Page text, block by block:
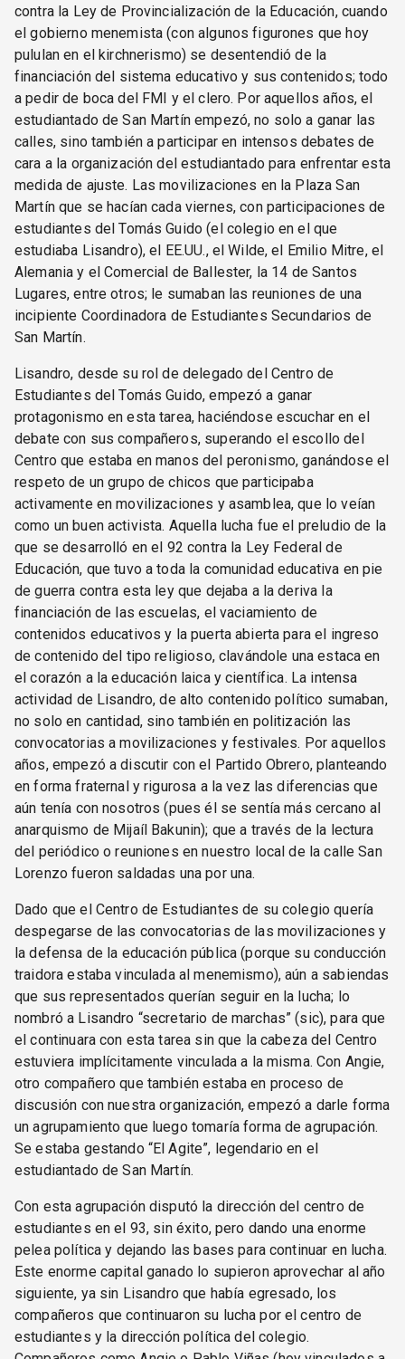
contra la Ley de Provincialización de la Educación, cuando
el gobierno menemista (con algunos figurones que hoy
pululan en el kirchnerismo) se desentendió de la
financiación del sistema educativo y sus contenidos; todo
a pedir de boca del FMI y el clero. Por aquellos años, el
estudiantado de San Martín empezó, no solo a ganar las
calles, sino también a participar en intensos debates de
cara a la organización del estudiantado para enfrentar esta
medida de ajuste. Las movilizaciones en la Plaza San
Martín que se hacían cada viernes, con participaciones de
estudiantes del Tomás Guido (el colegio en el que
estudiaba Lisandro), el EE.UU., el Wilde, el Emilio Mitre, el
Alemania y el Comercial de Ballester, la 14 de Santos
Lugares, entre otros; le sumaban las reuniones de una
incipiente Coordinadora de Estudiantes Secundarios de
San Martín.
Lisandro, desde su rol de delegado del Centro de
Estudiantes del Tomás Guido, empezó a ganar
protagonismo en esta tarea, haciéndose escuchar en el
debate con sus compañeros, superando el escollo del
Centro que estaba en manos del peronismo, ganándose el
respeto de un grupo de chicos que participaba
activamente en movilizaciones y asamblea, que lo veían
como un buen activista. Aquella lucha fue el preludio de la
que se desarrolló en el 92 contra la Ley Federal de
Educación, que tuvo a toda la comunidad educativa en pie
de guerra contra esta ley que dejaba a la deriva la
financiación de las escuelas, el vaciamiento de
contenidos educativos y la puerta abierta para el ingreso
de contenido del tipo religioso, clavándole una estaca en
el corazón a la educación laica y científica. La intensa
actividad de Lisandro, de alto contenido político sumaban,
no solo en cantidad, sino también en politización las
convocatorias a movilizaciones y festivales. Por aquellos
años, empezó a discutir con el Partido Obrero, planteando
en forma fraternal y rigurosa a la vez las diferencias que
aún tenía con nosotros (pues él se sentía más cercano al
anarquismo de Mijaíl Bakunin); que a través de la lectura
del periódico o reuniones en nuestro local de la calle San
Lorenzo fueron saldadas una por una.
Dado que el Centro de Estudiantes de su colegio quería
despegarse de las convocatorias de las movilizaciones y
la defensa de la educación pública (porque su conducción
traidora estaba vinculada al menemismo), aún a sabiendas
que sus representados querían seguir en la lucha; lo
nombró a Lisandro “secretario de marchas” (sic), para que
el continuara con esta tarea sin que la cabeza del Centro
estuviera implícitamente vinculada a la misma. Con Angie,
otro compañero que también estaba en proceso de
discusión con nuestra organización, empezó a darle forma
un agrupamiento que luego tomaría forma de agrupación.
Se estaba gestando “El Agite”, legendario en el
estudiantado de San Martín.
Con esta agrupación disputó la dirección del centro de
estudiantes en el 93, sin éxito, pero dando una enorme
pelea política y dejando las bases para continuar en lucha.
Este enorme capital ganado lo supieron aprovechar al año
siguiente, ya sin Lisandro que había egresado, los
compañeros que continuaron su lucha por el centro de
estudiantes y la dirección política del colegio.